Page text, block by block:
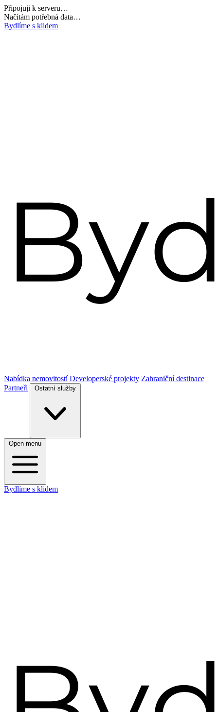
Připojuji k serveru…
Dokončuji inicializaci…
Bydlíme s klidem
Nabídka nemovitostí Developerské projekty Zahraniční destinace
Partneři
Ostatní služby
Open menu
Bydlíme s klidem